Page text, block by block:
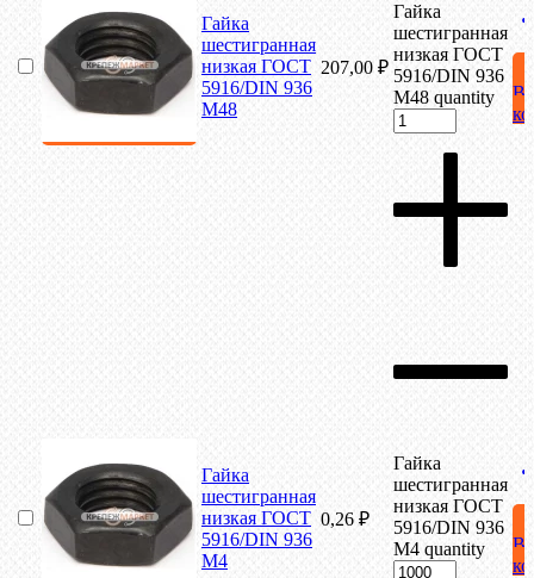
Гайка
шестигранная
низкая ГОСТ
5916/DIN 936
М48
207,00 ₽
Гайка
шестигранная
низкая ГОСТ
5916/DIN 936
М48 quantity
В
Гайка
шестигранная
низкая ГОСТ
5916/DIN 936
М4
0,26 ₽
Гайка
шестигранная
низкая ГОСТ
5916/DIN 936
М4 quantity
В